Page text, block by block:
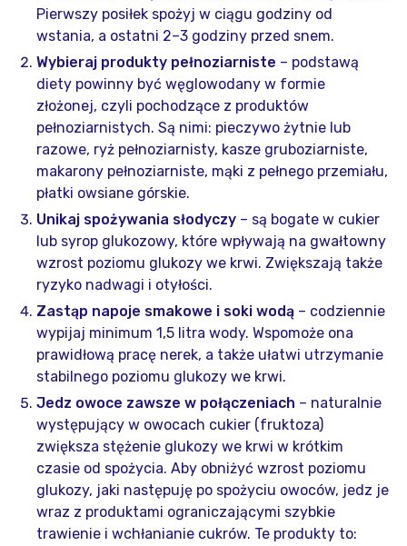
Pierwszy posiłek spożyj w ciągu godziny od
wstania, a ostatni 2–3 godziny przed snem.
Wybieraj produkty pełnoziarniste – podstawą
diety powinny być węglowodany w formie
złożonej, czyli pochodzące z produktów
pełnoziarnistych. Są nimi: pieczywo żytnie lub
razowe, ryż pełnoziarnisty, kasze gruboziarniste,
makarony pełnoziarniste, mąki z pełnego przemiału,
płatki owsiane górskie.
Unikaj spożywania słodyczy – są bogate w cukier
lub syrop glukozowy, które wpływają na gwałtowny
wzrost poziomu glukozy we krwi. Zwiększają także
ryzyko nadwagi i otyłości.
Zastąp napoje smakowe i soki wodą – codziennie
wypijaj minimum 1,5 litra wody. Wspomoże ona
prawidłową pracę nerek, a także ułatwi utrzymanie
stabilnego poziomu glukozy we krwi.
Jedz owoce zawsze w połączeniach – naturalnie
występujący w owocach cukier (fruktoza)
zwiększa stężenie glukozy we krwi w krótkim
czasie od spożycia. Aby obniżyć wzrost poziomu
glukozy, jaki następuję po spożyciu owoców, jedz je
wraz z produktami ograniczającymi szybkie
trawienie i wchłanianie cukrów. Te produkty to: